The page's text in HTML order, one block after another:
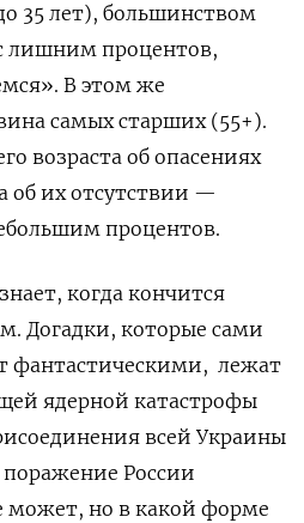
35 лет), большинством
лишним процентов,
В этом же
самых старших (55+).
возраста об опасениях
об их отсутствии —
процентов.
когда кончится
Догадки, которые сами
фантастическими, лежат
ядерной катастрофы
всей Украины
России
может, но в какой форме